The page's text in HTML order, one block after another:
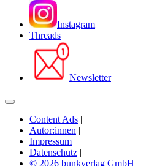
Instagram
Threads
Newsletter
Content Ads |
Autor:innen |
Impressum |
Datenschutz |
© 2026 bunkverlag GmbH